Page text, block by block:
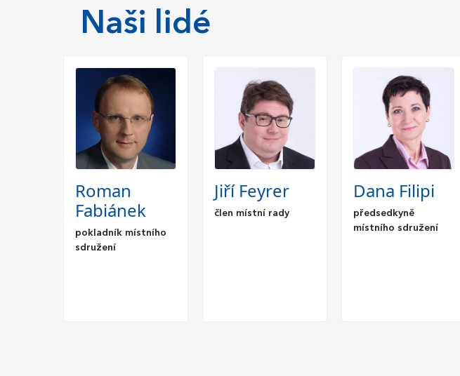
Naši lidé
Roman
Fabiánek
pokladník místního
sdružení
Jiří Feyrer
člen místní rady
Dana Filipi
předsedkyně
místního sdružení